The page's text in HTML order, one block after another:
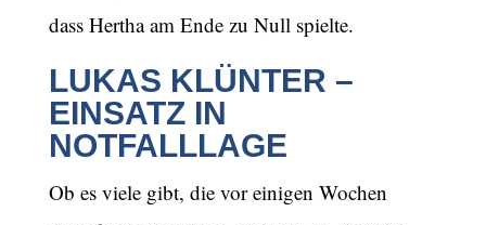
dass Hertha am Ende zu Null spielte.
LUKAS KLÜNTER –
EINSATZ IN
NOTFALLLAGE
Ob es viele gibt, die vor einigen Wochen